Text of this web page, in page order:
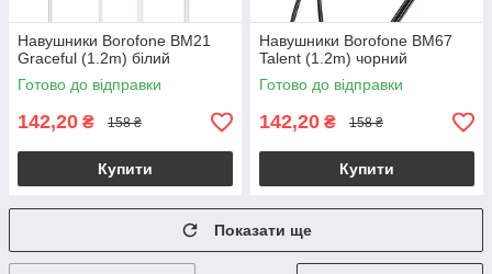
Навушники Borofone BM21
Graceful (1.2m) білий
Готово до відправки
142,20 ₴ 158 ₴
Купити
Навушники Borofone BM67
Talent (1.2m) чорний
Готово до відправки
142,20 ₴ 158 ₴
Купити
Показати ще